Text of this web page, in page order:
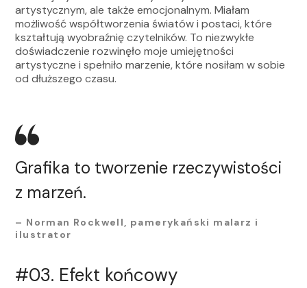
artystycznym, ale także emocjonalnym. Miałam
możliwość współtworzenia światów i postaci, które
kształtują wyobraźnię czytelników. To niezwykłe
doświadczenie rozwinęło moje umiejętności
artystyczne i spełniło marzenie, które nosiłam w sobie
od dłuższego czasu.
Grafika to tworzenie rzeczywistości
z marzeń.
– Norman Rockwell, pamerykański malarz i
ilustrator
#03. Efekt końcowy